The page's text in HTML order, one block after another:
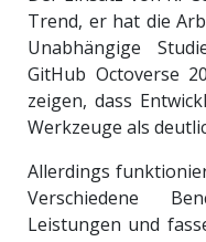
Trend, er hat die
Unabhängige
GitHub Octoverse
zeigen, dass
Werkzeuge als
Allerdings
Verschiedene
Leistungen und